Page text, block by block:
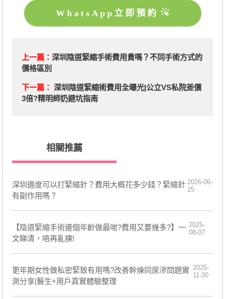
WhatsApp立即預約
上一篇： 深圳陰道緊縮手術費用貴嗎？不同手術方式的
價格區別
下一篇： 深圳陰道緊縮術費用全曝光|公立VS私院差價
3倍?精明師奶避坑指南
相關推薦
深圳邊度可以打緊縮針？費用大概花多少錢？緊縮針
有副作用嗎？
2026-06-
25
【陰道緊縮手術邊個年齡做最啱?費用又要幾多?】一
文睇清，唔再亂揀!
2025-
08-07
更年期女性做私密緊致有用嗎?改善幹燥同尿滲問題實
測分享|醫生+用戶真實體驗整理
2025-
11-30